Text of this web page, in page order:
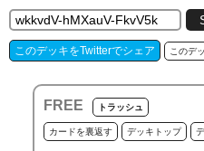
このデッキをTwitterでシェア このデ
FREE トラッシュ
カードを裏返す デッキトップ